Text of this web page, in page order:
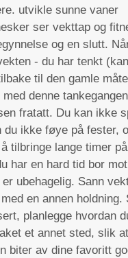
utvikle sunne vaner
ser vekttap og
og en slutt.
- du har tenkt
til den gamle
denne
fratatt. Du kan ikke
du ikke føye på fester,
tilbringe lange timer
har en hard tid bor
ubehagelig. Sann
en annen holdning.
planlegge hvordan
et annet sted, slik
biter av dine favoritt